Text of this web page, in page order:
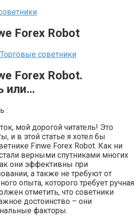
Forex Robot
Торговые советники
Forex Robot.
или…
:
мой дорогой читатель! Это
и в этой статье я хотел бы
Finwe Forex Robot. Как ни
верными спутниками многих
они эффективны при
а также не требуют от
опыта, которого требует ручная
отметить, что советники
достоинство – они
факторы.